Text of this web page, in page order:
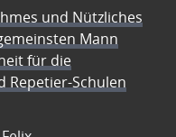
und Nützliches
Mann
für die
Repetier-Schulen